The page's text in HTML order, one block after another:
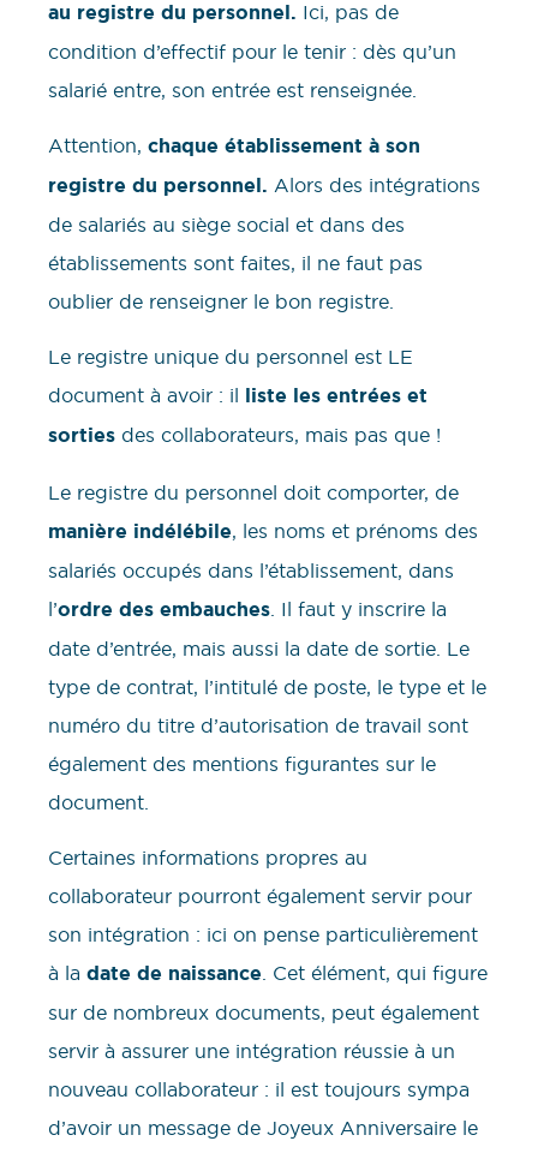
au registre du personnel. Ici, pas de
condition d’effectif pour le tenir : dès qu’un
salarié entre, son entrée est renseignée.
Attention, chaque établissement à son
registre du personnel. Alors des intégrations
de salariés au siège social et dans des
établissements sont faites, il ne faut pas
oublier de renseigner le bon registre.
Le registre unique du personnel est LE
document à avoir : il liste les entrées et
sorties des collaborateurs, mais pas que !
Le registre du personnel doit comporter, de
manière indélébile, les noms et prénoms des
salariés occupés dans l’établissement, dans
l’ordre des embauches . Il faut y inscrire la
date d’entrée, mais aussi la date de sortie. Le
type de contrat, l’intitulé de poste, le type et le
numéro du titre d’autorisation de travail sont
également des mentions figurantes sur le
document.
Certaines informations propres au
collaborateur pourront également servir pour
son intégration : ici on pense particulièrement
à la date de naissance. Cet élément, qui figure
sur de nombreux documents, peut également
servir à assurer une intégration réussie à un
nouveau collaborateur : il est toujours sympa
d’avoir un message de Joyeux Anniversaire le